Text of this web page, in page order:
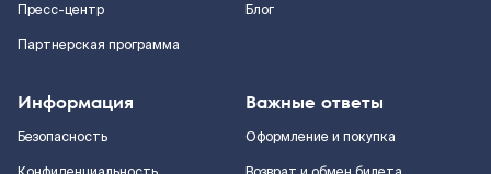
Пресс-центр
Партнерская программа
Блог
Информация
Безопасность
Важные ответы
Оформление и покупка